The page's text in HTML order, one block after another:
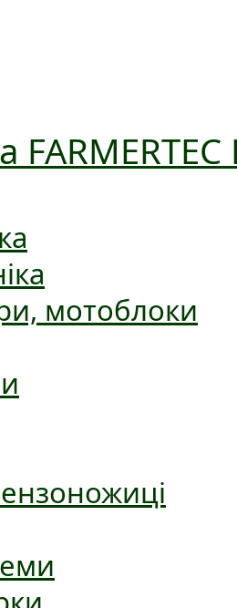
мотоблоки